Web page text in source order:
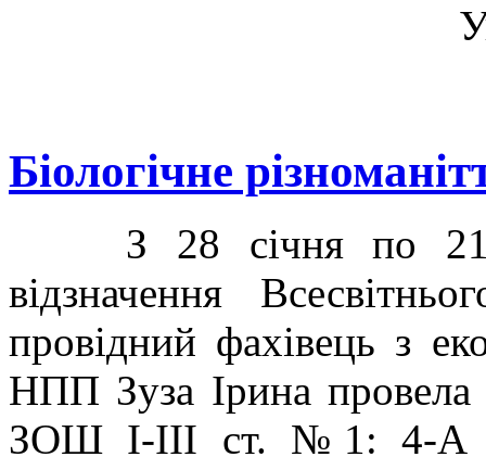
Біологічне
З 28 січня по 21
відзначення
провідний фахівець з
НПП Зуза Ірина провела
ЗОШ І-ІІІ ст. №1: 4-А